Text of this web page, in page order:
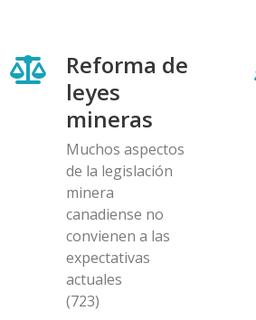
Reforma de
leyes
mineras
Muchos aspectos
de la legislación
minera
canadiense no
convienen a las
expectativas
actuales
(723)